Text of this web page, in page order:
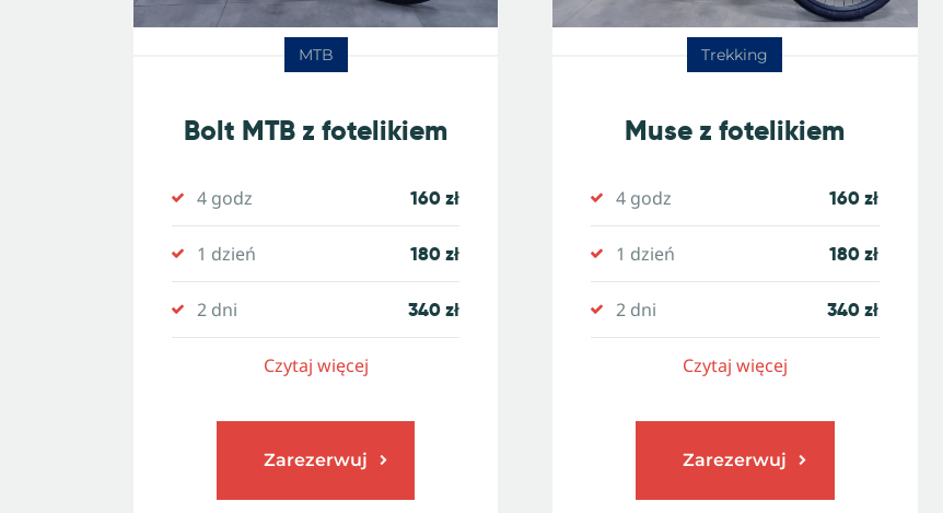
MTB
Bolt MTB z fotelikiem
4 godz 160 zł
1 dzień 180 zł
2 dni 340 zł
Czytaj więcej
Zarezerwuj
Trekking
Muse z fotelikiem
4 godz 160 zł
1 dzień 180 zł
2 dni 340 zł
Czytaj więcej
Zarezerwuj